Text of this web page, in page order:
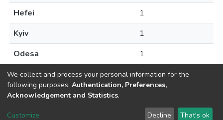
Hefei
1
Kyiv
1
Odesa
1
Dspace & Volodymyr Dahl East Ukrainian National University
LYRASIS
We collect and process your personal information for the
following purposes: Authentication, Preferences,
Acknowledgement and Statistics.
Customize Decline That's ok